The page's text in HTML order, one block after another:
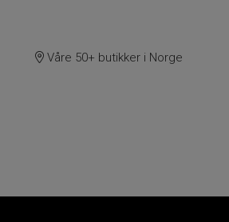
Våre 50+ butikker i Norge